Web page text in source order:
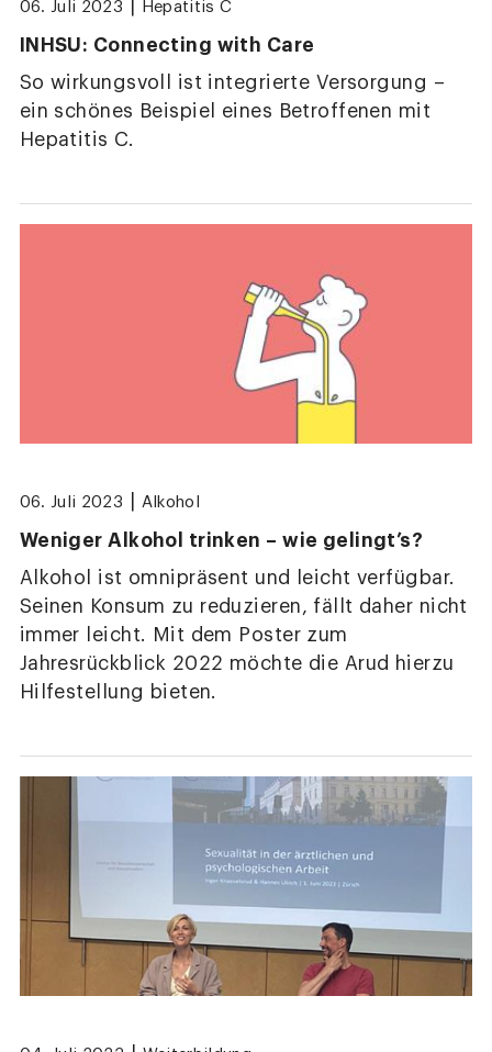
06. Juli 2023 Hepatitis C
INHSU: Connecting with Care
So wirkungsvoll ist integrierte Versorgung –
ein schönes Beispiel eines Betroffenen mit
Hepatitis C.
06. Juli 2023 Alkohol
Weniger Alkohol trinken – wie gelingt’s?
Alkohol ist omnipräsent und leicht verfügbar.
Seinen Konsum zu reduzieren, fällt daher nicht
immer leicht. Mit dem Poster zum
Jahresrückblick 2022 möchte die Arud hierzu
Hilfestellung bieten.